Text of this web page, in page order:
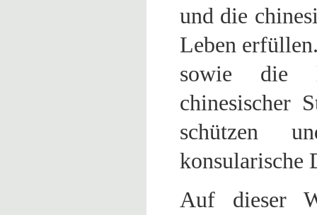
und die
Leben
sowie die
chinesischer
schützen
konsularische
Auf dieser